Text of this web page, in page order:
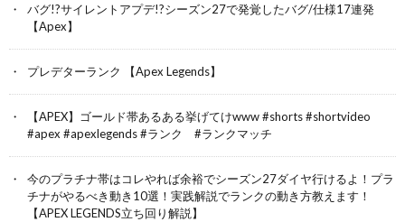
バグ!?サイレントアプデ!?シーズン27で発覚したバグ/仕様17連発
【Apex】
プレデターランク 【Apex Legends】
【APEX】ゴールド帯あるある挙げてけwww #shorts #shortvideo
#apex #apexlegends #ランク #ランクマッチ
今のプラチナ帯はコレやれば余裕でシーズン27ダイヤ行けるよ！プラ
チナがやるべき動き10選！実践解説でランクの動き方教えます！
【APEX LEGENDS立ち回り解説】